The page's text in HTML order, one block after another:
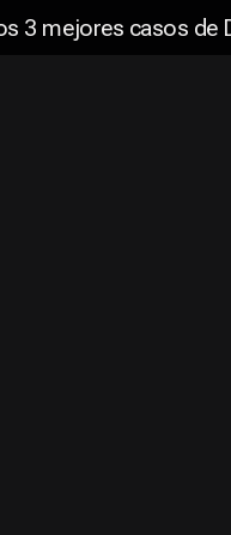
3 mejores casos de